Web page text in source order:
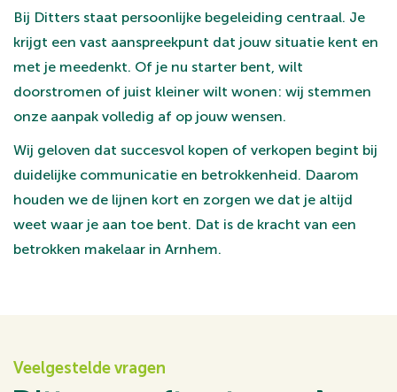
Bij Ditters staat persoonlijke begeleiding centraal. Je
krijgt een vast aanspreekpunt dat jouw situatie kent en
met je meedenkt. Of je nu starter bent, wilt
doorstromen of juist kleiner wilt wonen: wij stemmen
onze aanpak volledig af op jouw wensen.
Wij geloven dat succesvol kopen of verkopen begint bij
duidelijke communicatie en betrokkenheid. Daarom
houden we de lijnen kort en zorgen we dat je altijd
weet waar je aan toe bent. Dat is de kracht van een
betrokken makelaar in Arnhem.
Veelgestelde vragen